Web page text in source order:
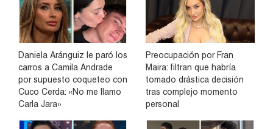
Daniela Aránguiz le paró los
carros a Camila Andrade
por supuesto coqueteo con
Cuco Cerda: «No me llamo
Carla Jara»
Preocupación por Fran
Maira: filtran que habría
tomado drástica decisión
tras complejo momento
personal